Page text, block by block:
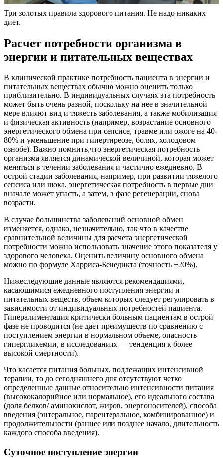
Три золотых правила здорового питания. Не надо никаких
диет.
Расчет потребности организма в
энергии и питательных веществах
В клинической практике потребность пациента в энергии и
питательных веществах обычно можно оценить только
приблизительно. В индивидуальных случаях эта потребность
может быть очень разной, поскольку на нее в значительной
мере влияют вид и тяжесть заболевания, а также мобилизация
и физическая активность (например, возрастание основного
энергетического обмена при сепсисе, травме или ожоге на 40-
80% и уменьшение при гипертиреозе, болях, холодовом
ознобе). Важно помнить,что энергетическая потребность
организма является динамической величиной, которая может
меняться в течении заболевания и частично ежедневно. В
острой стадии заболевания, например, при развитии тяжелого
сепсиса или шока, энергетическая потребность в первые дни
вначале может упасть, а затем, в фазе регенерации, снова
возрасти.
В случае большинства заболеваний основной обмен
изменяется, однако, незначительно, так что в качестве
сравнительной величины для расчета энергетической
потребности можно использовать значение этого показателя у
здорового человека. Оценить величину основного обмена
можно по формуле Харриса-Бенедикта (точность ±20%).
Нижеследующие данные являются рекомендациями,
касающимися ежедневного поступления энергии и
питательных веществ, объем которых следует регулировать в
зависимости от индивидуальных потребностей пациента.
Гипералиментация критически больным пациентам в острой
фазе не проводится (не дает преимуществ по сравнению с
поступлением энергии в нормальном объеме, опасность
гипергликемии, в исследованиях — тенденция к более
высокой смертности).
Что касается питания больных, подлежащих интенсивной
терапии, то до сегодняшнего дня отсутствуют четко
определенные данные относительно интенсивности питания
(высококалорийное или нормальное), его идеального состава
(доля белков/ аминокислот, жиров, энергоносителей), способа
введения (энтеральное, парентеральное, комбинированное) и
продолжительности (раннее или позднее начало, длительность
каждого способа введения).
Суточное поступление энергии